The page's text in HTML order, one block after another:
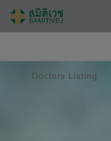
Doctors Listing